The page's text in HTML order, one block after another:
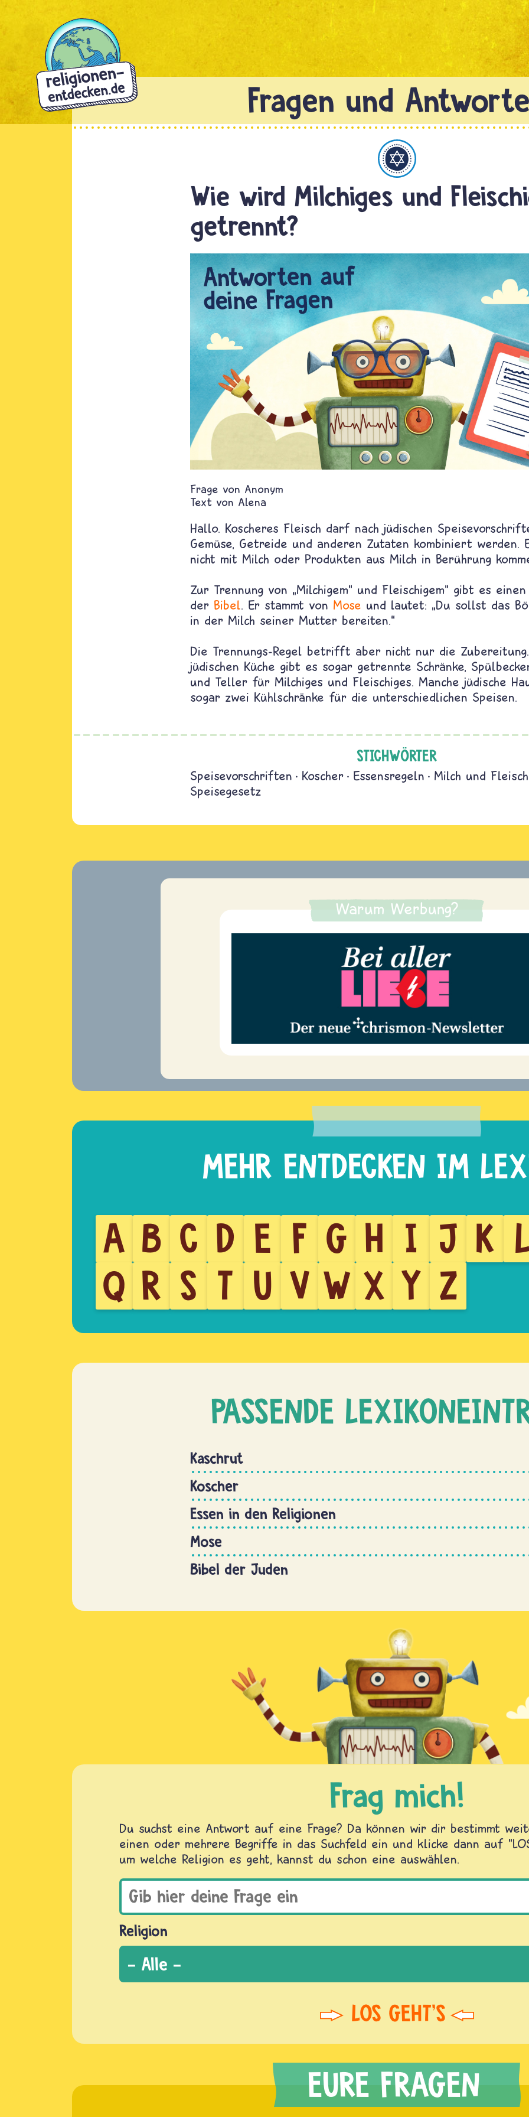
Direkt
Wie wird Milchiges und
getrennt?
Anonym
Text von Alena
Hallo. Koscheres Fleisch darf nach jüdischen
Gemüse, Getreide und anderen Zutaten kombiniert werden.
nicht mit Milch oder Produkten aus Milch in Berührung
Zur Trennung von „Milchigem“ und Fleischigem“ gibt es
der Bibel. Er stammt von Mose und lautet: „Du sollst das
in der Milch seiner Mutter bereiten.“
Die Trennungs-Regel betrifft aber nicht nur die
jüdischen Küche gibt es sogar getrennte Schränke,
und Teller für Milchiges und Fleischiges. Manche jüdische
sogar zwei Kühlschränke für die unterschiedlichen Speisen.
STICHWÖRTER
Speisevorschriften Koscher Essensregeln
Milch und Fleisch
Speisegesetz
Warum Werbung?
A B C D E F G H I J K
Q R S T U V W X Y Z
PASSENDE
Kaschrut
Koscher
Essen in den Religionen
Mose
Bibel der Juden
Frag mich!
Du suchst eine Antwort auf eine Frage? Da können wir dir bestimmt
einen oder mehrere Begriffe in das Suchfeld ein und klicke dann auf
um welche Religion es geht, kannst du schon eine auswählen.
Religion